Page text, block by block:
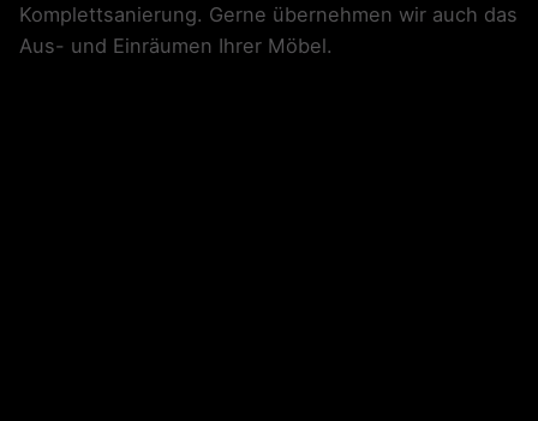
Komplettsanierung. Gerne übernehmen wir auch das
Aus- und Einräumen Ihrer Möbel.